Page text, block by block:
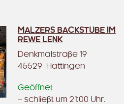
MALZERS BACKSTUBE IM
REWE LENK
Denkmalstraße 19
45529 Hattingen
Geöffnet
– schließt um 21:00 Uhr.